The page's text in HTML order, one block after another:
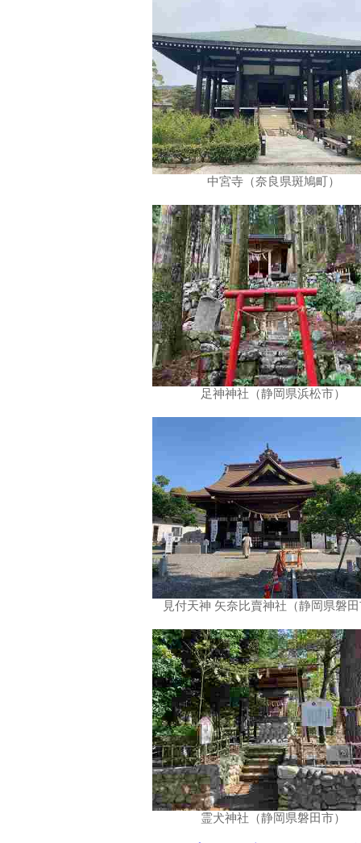
中宮寺（奈良県斑鳩町）
足神神社（静岡県浜松市）
見付天神 矢奈比賣神社（静岡県磐
霊犬神社（静岡県磐田市）